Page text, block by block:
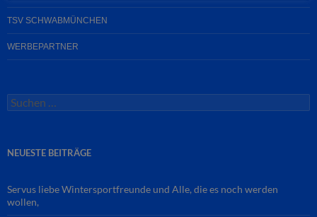
TSV SCHWABMÜNCHEN
WERBEPARTNER
Suchen
nach:
NEUESTE BEITRÄGE
Servus liebe Wintersportfreunde und Alle, die es noch werden
wollen,